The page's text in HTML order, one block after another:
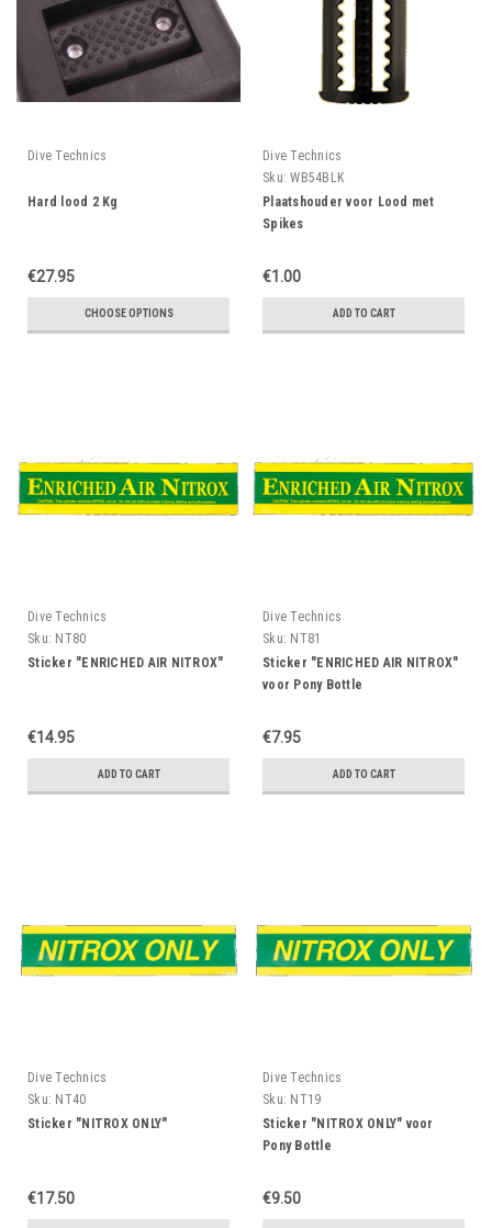
Dive Technics
Hard lood 2 Kg
€27.95
CHOOSE OPTIONS
Dive Technics
Sku: WB54BLK
Plaatshouder voor Lood met
Spikes
€1.00
ADD TO CART
Dive Technics
Sku: NT80
Sticker "ENRICHED AIR NITROX"
€14.95
ADD TO CART
Dive Technics
Sku: NT81
Sticker "ENRICHED AIR NITROX"
voor Pony Bottle
€7.95
ADD TO CART
Dive Technics
Sku: NT40
Sticker "NITROX ONLY"
€17.50
Dive Technics
Sku: NT19
Sticker "NITROX ONLY" voor
Pony Bottle
€9.50